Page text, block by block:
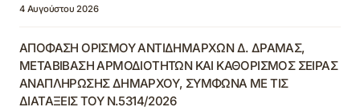
4 Αυγούστου 2026
ΑΠΟΦΑΣΗ ΟΡΙΣΜΟΥ ΑΝΤΙΔΗΜΑΡΧΩΝ Δ. ΔΡΑΜΑΣ,
ΜΕΤΑΒΙΒΑΣΗ ΑΡΜΟΔΙΟΤΗΤΩΝ ΚΑΙ ΚΑΘΟΡΙΣΜΟΣ ΣΕΙΡΑΣ
ΑΝΑΠΛΗΡΩΣΗΣ ΔΗΜΑΡΧΟΥ, ΣΥΜΦΩΝΑ ΜΕ ΤΙΣ
ΔΙΑΤΑΞΕΙΣ ΤΟΥ Ν.5314/2026